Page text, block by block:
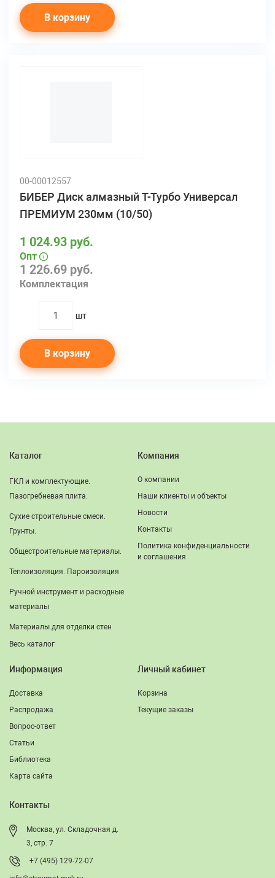
В корзину
00-00012557
БИБЕР Диск алмазный Т-Турбо Универсал
ПРЕМИУМ 230мм (10/50)
1 226.69 руб.
Комплектация
1 024.93 руб.
Опт
quantity
шт
В корзину
Контакты
Москва, ул. Складочная д.
3, стр. 7
+7 (495) 129-72-07
Каталог
ГКЛ и комплектующие.
Пазогребневая плита.
Сухие строительные смеси.
Грунты.
Общестроительные материалы.
Теплоизоляция. Пароизоляция
Ручной инструмент и расходные
материалы
Материалы для отделки стен
Весь каталог
Компания
О компании
Наши клиенты и объекты
Новости
Контакты
Политика конфиденциальности
и соглашения
Информация
Доставка
Распродажа
Вопрос-ответ
Статьи
Библиотека
Карта сайта
Личный кабинет
Корзина
Текущие заказы